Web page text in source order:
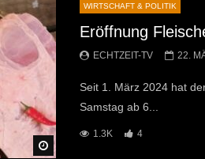
Später Ansehen
WIRTSCHAFT & POLITIK
Eröffnung
ECHTZEIT-TV 22.
Seit 1. März 2024 hat
Samstag ab 6...
1.3K 4